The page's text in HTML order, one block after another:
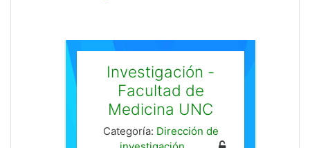
Investigación -
Facultad de
Medicina UNC
Categoría: Dirección de